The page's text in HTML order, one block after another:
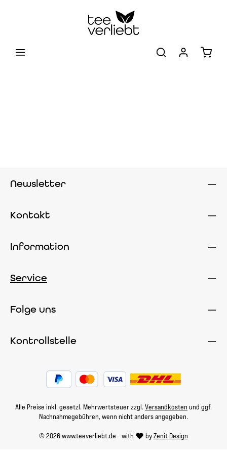
Newsletter
Kontakt
Information
Service
Folge uns
Kontrollstelle
© 2026 www.teeverliebt.de - with byZenit Design
Alle Preise inkl. gesetzl. Mehrwertsteuer zzgl. Versandkosten und ggf.
Nachnahmegebühren, wenn nicht anders angegeben.